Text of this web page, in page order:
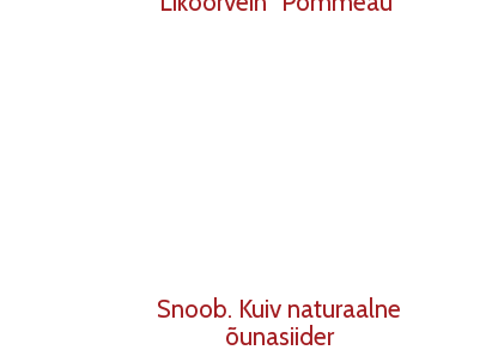
Snoob. Kuiv naturaalne
õunasiider